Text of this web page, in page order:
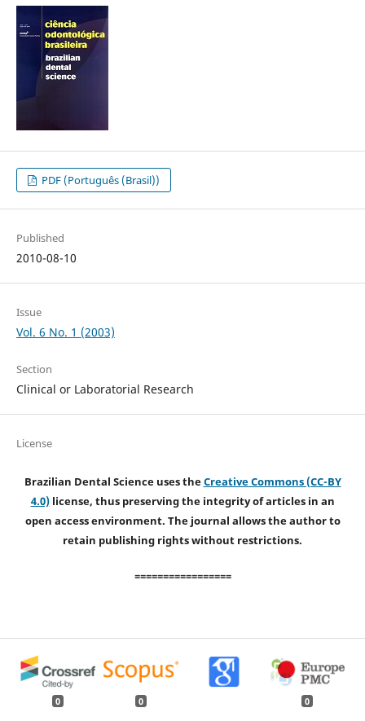
PDF (Português (Brasil))
Published
2010-08-10
Issue
Vol. 6 No. 1 (2003)
Section
Clinical or Laboratorial Research
License
Brazilian Dental Science uses theCreative Commons (CC-BY
4.0)license, thus preserving the integrity of articles in an
open access environment. The journal allows the author to
retain publishing rights without restrictions.
=================
0 0 0